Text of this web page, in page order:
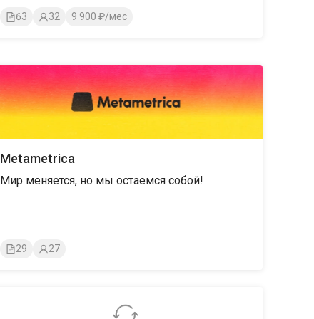
интервью, веду стримы.
63 32 9 900 ₽/мес
Metametrica
Мир меняется, но мы остаемся собой!
29 27